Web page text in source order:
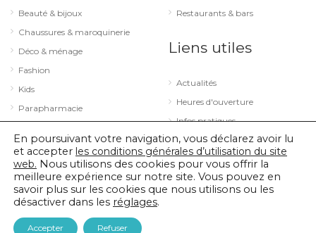
Beauté & bijoux
Chaussures & maroquinerie
Déco & ménage
Fashion
Kids
Parapharmacie
Sport & loisirs
Technologie & optique
Restaurants & bars
Liens utiles
Actualités
Heures d'ouverture
Infos pratiques
© 2026 City Concorde |Mentions légales
En poursuivant votre navigation, vous déclarez avoir lu
et accepter les conditions générales d’utilisation du site
web. Nous utilisons des cookies pour vous offrir la
meilleure expérience sur notre site. Vous pouvez en
savoir plus sur les cookies que nous utilisons ou les
désactiver dans les réglages.
Accepter Refuser